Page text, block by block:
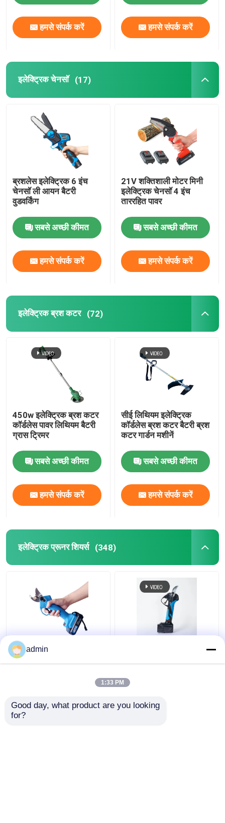
हमसे संपर्क करें हमसे संपर्क करें
इलेक्ट्रिक चेनसॉ (17)
ब्रशलेस इलेक्ट्रिक 6 इंच
चेनसॉ ली आयन बैटरी
वुडवर्किंग
सबसे अच्छी कीमत
हमसे संपर्क करें
21V शक्तिशाली मोटर मिनी
इलेक्ट्रिक चेनसॉ 4 इंच
ताररहित पावर
सबसे अच्छी कीमत
हमसे संपर्क करें
इलेक्ट्रिक ब्रश कटर (72)
450w इलेक्ट्रिक ब्रश कटर
कॉर्डलेस पावर लिथियम बैटरी
ग्रास ट्रिमर
सबसे अच्छी कीमत
हमसे संपर्क करें
सीई लिथियम इलेक्ट्रिक
कॉर्डलेस ब्रश कटर बैटरी ब्रश
कटर गार्डन मशीनें
सबसे अच्छी कीमत
हमसे संपर्क करें
इलेक्ट्रिक प्रूनर शियर्स (348)
वायरलेस इलेक्ट्रिक प्रूनिंग
शियर्स बैटरी रिचार्जेबल सेकेटर्स
admin
1:33 PM
Good day, what product are you looking
for?